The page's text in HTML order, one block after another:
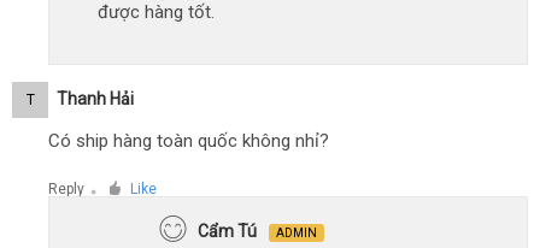
được hàng tốt.
T Thanh Hải
Có ship hàng toàn quốc không nhỉ?
Reply ● Like
Cẩm Tú ADMIN